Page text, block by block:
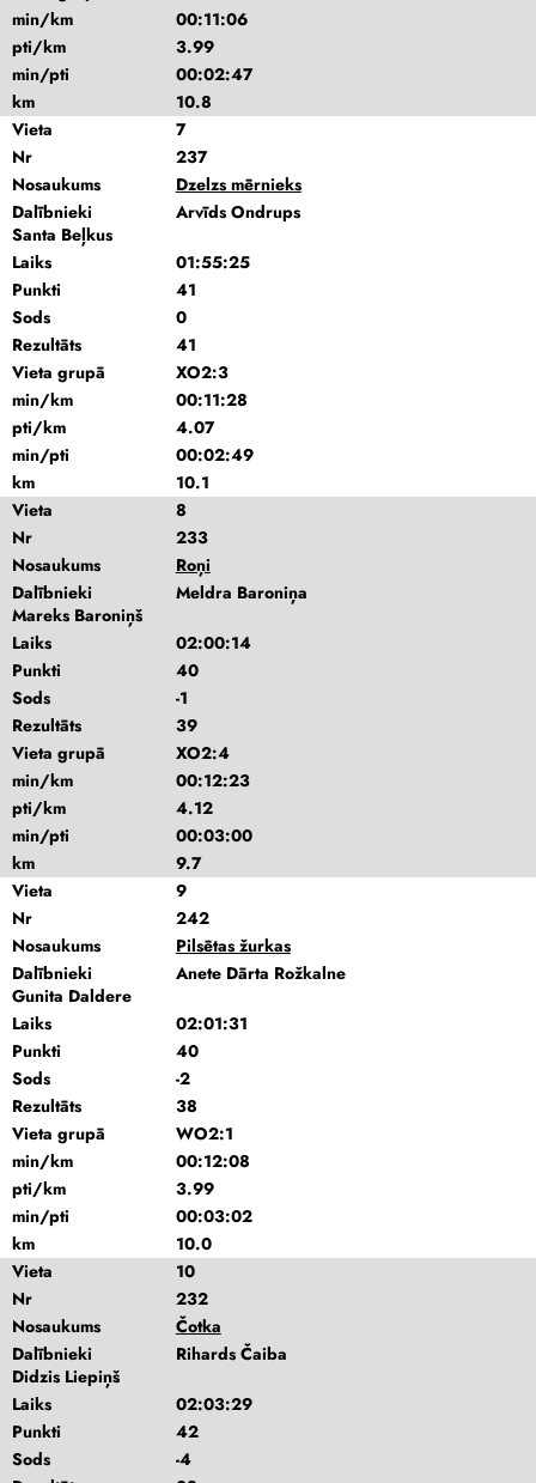
min/km
00:11:06
pti/km
3.99
min/pti
00:02:47
km
10.8
Vieta
7
Nr
237
Nosaukums
Dzelzs mērnieks
Dalībnieki
Arvīds Ondrups
Santa Beļkus
Laiks
01:55:25
Punkti
41
Sods
0
Rezultāts
41
Vieta grupā
XO2:3
min/km
00:11:28
pti/km
4.07
min/pti
00:02:49
km
10.1
Vieta
8
Nr
233
Nosaukums
Roņi
Dalībnieki
Meldra Baroniņa
Mareks Baroniņš
Laiks
02:00:14
Punkti
40
Sods
-1
Rezultāts
39
Vieta grupā
XO2:4
min/km
00:12:23
pti/km
4.12
min/pti
00:03:00
km
9.7
Vieta
9
Nr
242
Nosaukums
Pilsētas žurkas
Dalībnieki
Anete Dārta Rožkalne
Gunita Daldere
Laiks
02:01:31
Punkti
40
Sods
-2
Rezultāts
38
Vieta grupā
WO2:1
min/km
00:12:08
pti/km
3.99
min/pti
00:03:02
km
10.0
Vieta
10
Nr
232
Nosaukums
Čotka
Dalībnieki
Rihards Čaiba
Didzis Liepiņš
Laiks
02:03:29
Punkti
42
Sods
-4